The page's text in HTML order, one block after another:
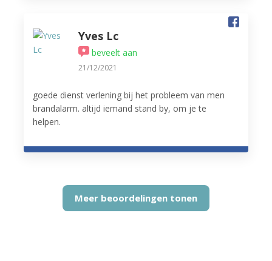
Yves Lc
beveelt aan
21/12/2021
goede dienst verlening bij het probleem van men
brandalarm. altijd iemand stand by, om je te
helpen.
Meer beoordelingen tonen